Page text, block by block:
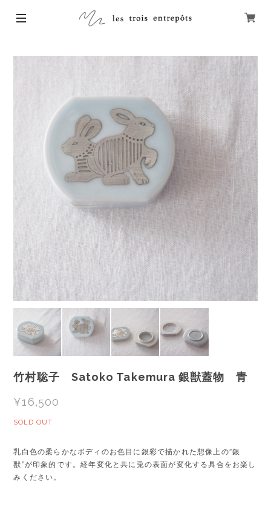
竹村聡子 Satoko Takemura 銀獣蓋物 青
¥16,500
SOLD OUT
乳白色の柔らかなボディのお色目に銀彩で描かれた想像上の”銀
獣”が印象的です。経年変化と共に兎の表面が変化する具合をお楽し
みください。